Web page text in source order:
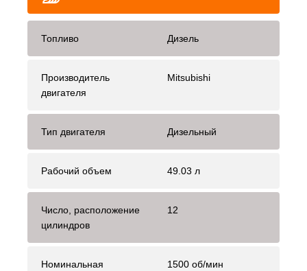
Топливо Дизель
Производитель
двигателя
Mitsubishi
Тип двигателя Дизельный
Рабочий объем 49.03 л
Число, расположение
цилиндров
12
Номинальная
1500 об/мин